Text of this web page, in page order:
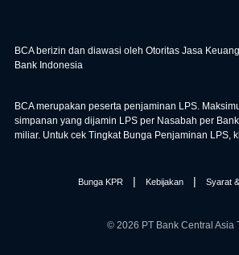
BCA berizin dan diawasi oleh Otoritas Jasa
Bank Indonesia
BCA merupakan peserta penjaminan LPS.
simpanan yang dijamin LPS per Nasabah per
miliar. Untuk cek Tingkat Bunga Penjaminan LPS,
Bunga KPR | Kebijakan | Syarat
© 2026 PT Bank Central Asia